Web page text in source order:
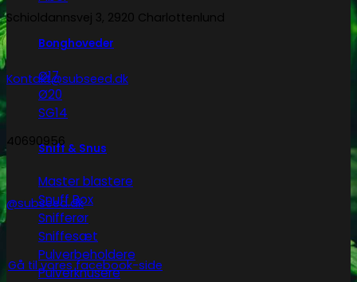
Bonghoveder
Ø17
Ø20
SG14
Sniff & Snus
Master blastere
Snuff Box
Snifferør
Sniffesæt
Pulverbeholdere
Pulverknusere
Schioldannsvej 3, 2920 Charlottenlund
Kontakt@subseed.dk
40690956
@subseed.dk
Gå til vores facebook-side